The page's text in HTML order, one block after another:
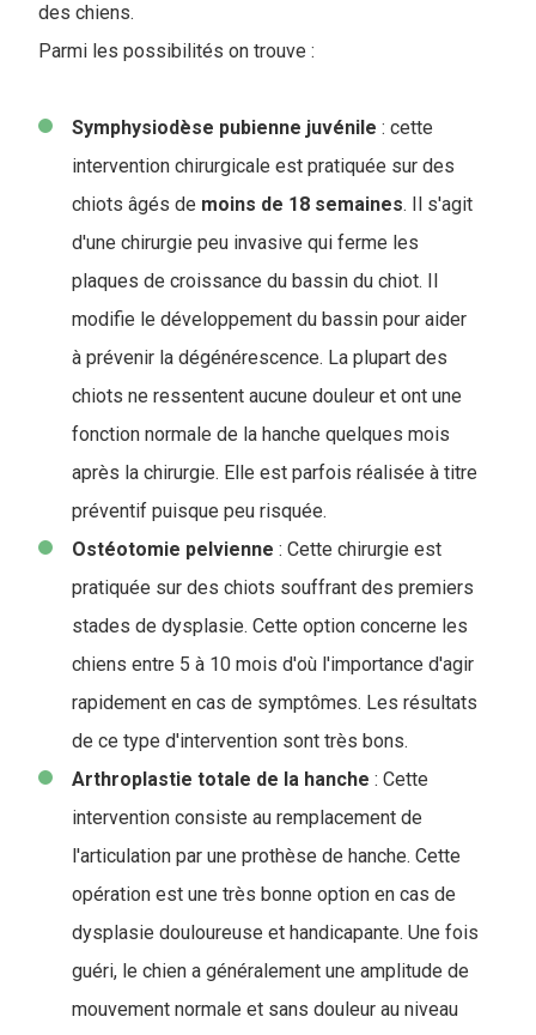
des chiens.
Parmi les possibilités on trouve :
Symphysiodèse pubienne juvénile : cette
intervention chirurgicale est pratiquée sur des
chiots âgés de moins de 18 semaines. Il s'agit
d'une chirurgie peu invasive qui ferme les
plaques de croissance du bassin du chiot. Il
modifie le développement du bassin pour aider
à prévenir la dégénérescence. La plupart des
chiots ne ressentent aucune douleur et ont une
fonction normale de la hanche quelques mois
après la chirurgie. Elle est parfois réalisée à titre
préventif puisque peu risquée.
Ostéotomie pelvienne : Cette chirurgie est
pratiquée sur des chiots souffrant des premiers
stades de dysplasie. Cette option concerne les
chiens entre 5 à 10 mois d'où l'importance d'agir
rapidement en cas de symptômes. Les résultats
de ce type d'intervention sont très bons.
Arthroplastie totale de la hanche : Cette
intervention consiste au remplacement de
l'articulation par une prothèse de hanche. Cette
opération est une très bonne option en cas de
dysplasie douloureuse et handicapante. Une fois
guéri, le chien a généralement une amplitude de
mouvement normale et sans douleur au niveau